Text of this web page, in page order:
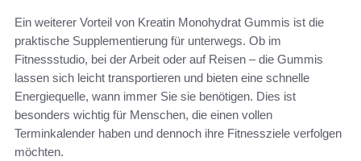
Ein weiterer Vorteil von Kreatin Monohydrat Gummis ist die
praktische Supplementierung für unterwegs. Ob im
Fitnessstudio, bei der Arbeit oder auf Reisen – die Gummis
lassen sich leicht transportieren und bieten eine schnelle
Energiequelle, wann immer Sie sie benötigen. Dies ist
besonders wichtig für Menschen, die einen vollen
Terminkalender haben und dennoch ihre Fitnessziele verfolgen
möchten.